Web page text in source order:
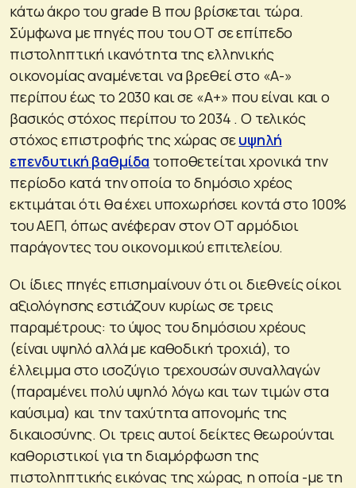
κάτω άκρο του grade B που βρίσκεται τώρα.
Σύμφωνα με πηγές που του ΟΤ σε επίπεδο
πιστοληπτική ικανότητα της ελληνικής
οικονομίας αναμένεται να βρεθεί στο «Α-»
περίπου έως το 2030 και σε «Α+» που είναι και ο
βασικός στόχος περίπου το 2034 . Ο τελικός
στόχος επιστροφής της χώρας σευψηλή
επενδυτική βαθμίδα τοποθετείται χρονικά την
περίοδο κατά την οποία το δημόσιο χρέος
εκτιμάται ότι θα έχει υποχωρήσει κοντά στο 100%
του ΑΕΠ, όπως ανέφεραν στον ΟΤ αρμόδιοι
παράγοντες του οικονομικού επιτελείου.
Οι ίδιες πηγές επισημαίνουν ότι οι διεθνείς οίκοι
αξιολόγησης εστιάζουν κυρίως σε τρεις
παραμέτρους: το ύψος του δημόσιου χρέους
(είναι υψηλό αλλά με καθοδική τροχιά), το
έλλειμμα στο ισοζύγιο τρεχουσών συναλλαγών
(παραμένει πολύ υψηλό λόγω και των τιμών στα
καύσιμα) και την ταχύτητα απονομής της
δικαιοσύνης. Οι τρεις αυτοί δείκτες θεωρούνται
καθοριστικοί για τη διαμόρφωση της
πιστοληπτικής εικόνας της χώρας, η οποία -με τη